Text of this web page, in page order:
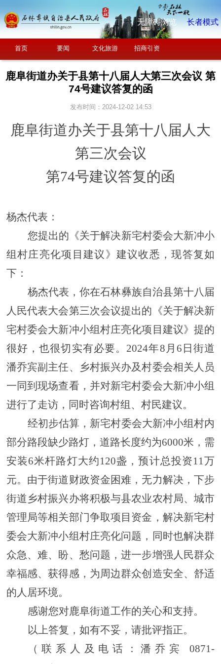
无障碍浏览 长者模式
首页 要闻 文化旅游 招商引资
鹿阜街道办关于县第十八届人大第三次会议 第
74号建议答复的函
发布时间：2024-12-02 14:53
鹿阜街道办关于县第十八届人大
第三次会议
第74号建议答复的函
杨杰代表：
您提出的《关于解决新宅村委会大新冲小
组村庄亮化项目建议 》建议收悉，现答复如
下：
杨杰代表，你在石林彝族自治县第十八届
人民代表大会第三次会议提出的《关于解决新
宅村委会大新冲小组村庄亮化项目建议》提的
很好，也很切实有必要。 2024年8月6日街道
潘乔宾副主任、乡村振兴办及村委会相关人员
一同到现场查看，并对新宅村委会大新冲小组
进行了走访，同时咨询村组、村民建议。
经初步估算， 新宅村委会大新冲小组村内
部分路段缺少路灯，道路长度约为6000米，需
安装6米杆路灯大约120盏，预计总投资11万
元。由于街道财政资金困难，无力解决，下步
街道乡村振兴办将积极与县农业农村局、城市
管理局等相关部门争取项目资金，解决新宅村
委会大新冲小组村庄亮化问题，同时也解决群
众急、难、盼、愁问题，进一步增强人民群众
幸福感、获得感，为周边群众创造安全、舒适
的人居环境。
感谢您对鹿阜街道工作的关心和支持。
以上答复，如有不妥，请批评指正。
（联系人及电话：潘乔宾
0871-